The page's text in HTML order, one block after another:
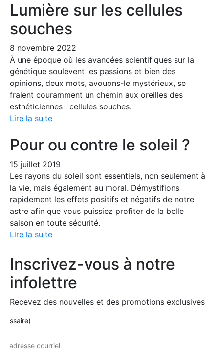
Lumière sur les cellules
souches
8 novembre 2022
À une époque où les avancées scientifiques sur la
génétique soulèvent les passions et bien des
opinions, deux mots, avouons-le mystérieux, se
fraient couramment un chemin aux oreilles des
esthéticiennes : cellules souches.
Lire la suite
Pour ou contre le soleil ?
15 juillet 2019
Les rayons du soleil sont essentiels, non seulement à
la vie, mais également au moral. Démystifions
rapidement les effets positifs et négatifs de notre
astre afin que vous puissiez profiter de la belle
saison en toute sécurité.
Lire la suite
Inscrivez-vous à notre
infolettre
Recevez des nouvelles et des promotions exclusives